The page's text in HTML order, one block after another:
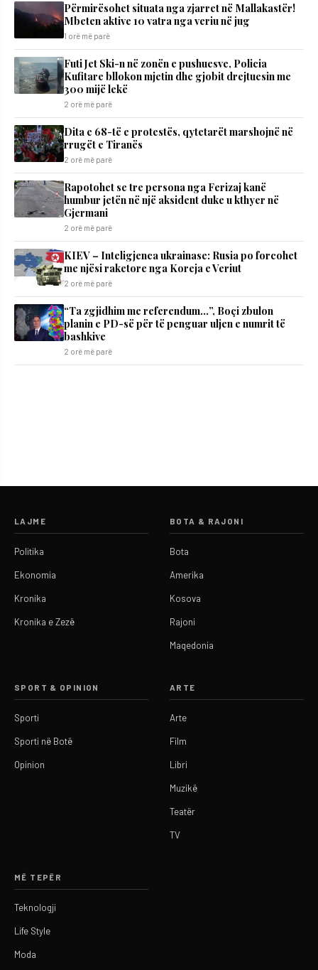
Përmirësohet situata nga zjarret në Mallakastër!
Mbeten aktive 10 vatra nga veriu në jug
1 orë më parë
Futi Jet Ski-n në zonën e pushuesve, Policia
Kufitare bllokon mjetin dhe gjobit drejtuesin me
300 mijë lekë
2 orë më parë
Dita e 68-të e protestës, qytetarët marshojnë në
rrugët e Tiranës
2 orë më parë
Rapotohet se tre persona nga Ferizaj kanë
humbur jetën në një aksident duke u kthyer në
Gjermani
2 orë më parë
KIEV – Inteligjenca ukrainase: Rusia po forcohet
me njësi raketore nga Koreja e Veriut
2 orë më parë
“Ta zgjidhim me referendum…”, Boçi zbulon
planin e PD-së për të penguar uljen e numrit të
bashkive
2 orë më parë
LAJME
Politika
Ekonomia
Kronika
Kronika e Zezë
BOTA & RAJONI
Bota
Amerika
Kosova
Rajoni
Maqedonia
SPORT & OPINION
Sporti
Sporti në Botë
Opinion
ARTE
Arte
Film
Libri
Muzikë
Teatër
TV
MË TEPËR
Teknologji
Life Style
Moda